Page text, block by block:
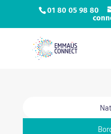
01 80 05 98 80